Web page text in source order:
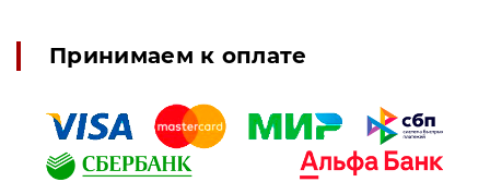
Принимаем к оплате